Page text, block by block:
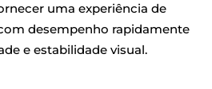
uma experiência de
desempenho rapidamente
e estabilidade visual.